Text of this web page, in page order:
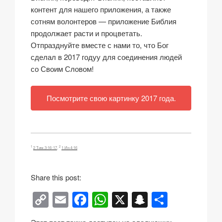
контент для нашего приложения, а также
сотням волонтеров — приложение Библия
продолжает расти и процветать.
Отпразднуйте вместе с нами то, что Бог
сделал в 2017 годуу для соединения людей
со Своим Словом!
Посмотрите свою картинку 2017 года.
1 2 Тим.3:16-17 2 1 Ин 4:16
Share this post:
C
o
E
m
F
a
W
h
X S
n тп